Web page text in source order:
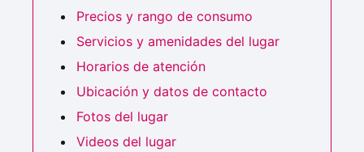
Precios y rango de consumo
Servicios y amenidades del lugar
Horarios de atención
Ubicación y datos de contacto
Fotos del lugar
Videos del lugar